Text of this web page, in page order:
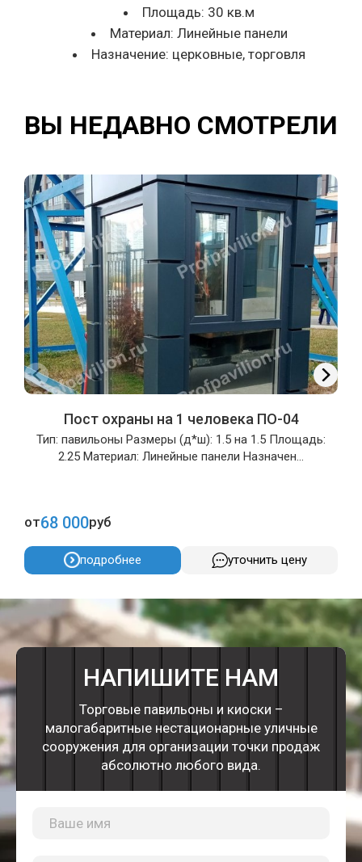
Площадь: 30 кв.м
Материал: Линейные панели
Назначение: церковные, торговля
ВЫ НЕДАВНО СМОТРЕЛИ
Пост охраны на 1 человека ПО-04
Тип: павильоны Размеры (д*ш): 1.5 на 1.5 Площадь:
2.25 Материал: Линейные панели Назначен...
от68 000руб
подробнее уточнить цену
НАПИШИТЕ НАМ
Торговые павильоны и киоски –
малогабаритные нестационарные уличные
сооружения для организации точки продаж
абсолютно любого вида.